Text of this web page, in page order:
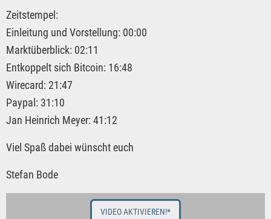
Zeitstempel:
Einleitung und Vorstellung: 00:00
Marktüberblick: 02:11
Entkoppelt sich Bitcoin: 16:48
Wirecard: 21:47
Paypal: 31:10
Jan Heinrich Meyer: 41:12
Viel Spaß dabei wünscht euch
Stefan Bode
VIDEO AKTIVIEREN!*